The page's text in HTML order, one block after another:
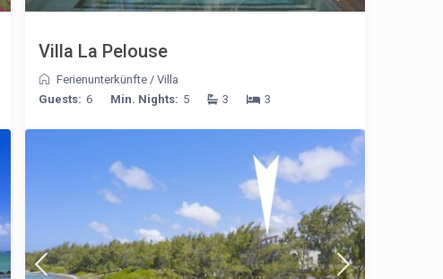
Villa La Pelouse
Ferienunterkünfte/ Villa
Guests: 6 Min. Nights: 5 3 3